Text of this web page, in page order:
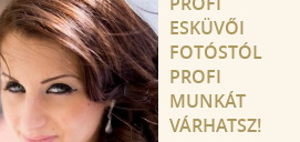
ESKÜVŐI
FOTÓSTÓL
PROFI
MUNKÁT
VÁRHATSZ!